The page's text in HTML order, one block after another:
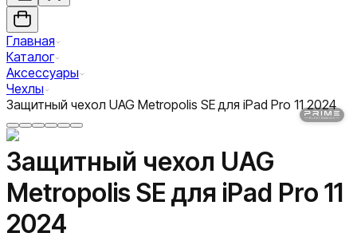
Главная
Каталог
Аксессуары
Чехлы
Защитный чехол UAG Metropolis SE для iPad Pro 11 2024
Защитный чехол UAG
Metropolis SE для iPad Pro 11
2024